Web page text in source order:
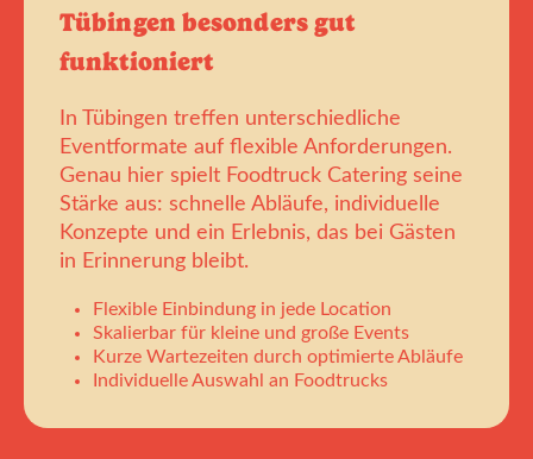
Tübingen besonders gut
funktioniert
In Tübingen treffen unterschiedliche
Eventformate auf flexible Anforderungen.
Genau hier spielt Foodtruck Catering seine
Stärke aus: schnelle Abläufe, individuelle
Konzepte und ein Erlebnis, das bei Gästen
in Erinnerung bleibt.
Flexible Einbindung in jede Location
Skalierbar für kleine und große Events
Kurze Wartezeiten durch optimierte Abläufe
Individuelle Auswahl an Foodtrucks